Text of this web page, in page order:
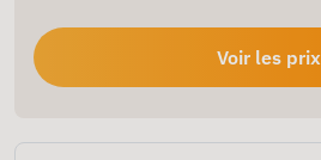
Voir les prix